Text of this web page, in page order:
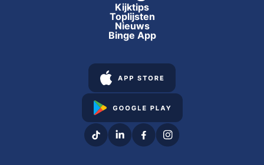
Kijktips
Toplijsten
Nieuws
Binge App